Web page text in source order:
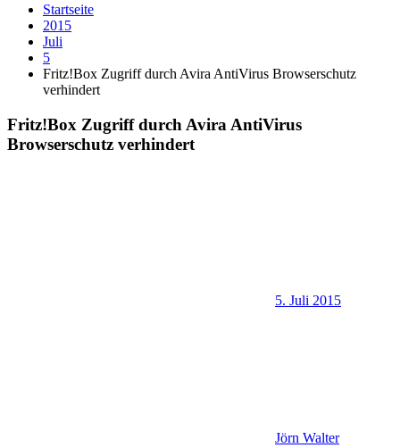
Startseite
2015
Juli
5
Fritz!Box Zugriff durch Avira AntiVirus Browserschutz
verhindert
Fritz!Box Zugriff durch Avira AntiVirus
Browserschutz verhindert
5. Juli 2015
Jörn Walter